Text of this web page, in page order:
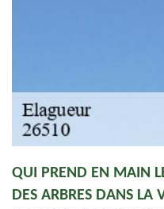
QUI PREND EN MAIN
DES ARBRES DANS LA